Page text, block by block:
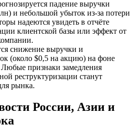
падение выручки
и небольшой убыток из-за потери
надеются увидеть в отчёте
клиентской базы или эффект от
снижение выручки и
(около $0,5 на акцию) на фоне
Любые признаки замедления
реструктуризации станут
рынка.
России, Азии и